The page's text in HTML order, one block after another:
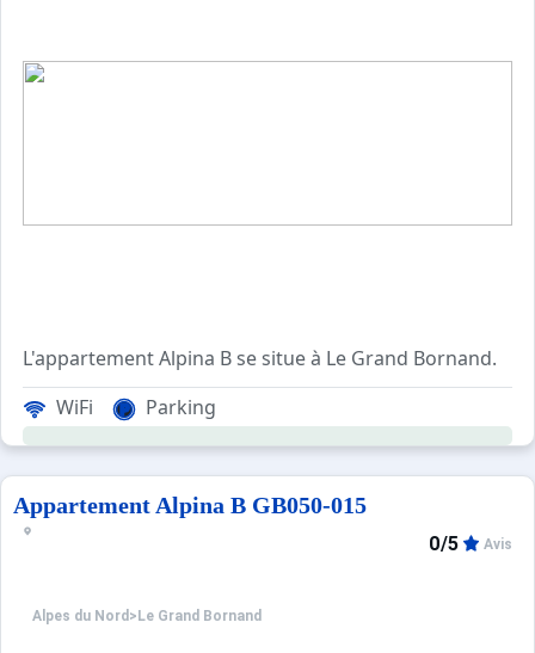
Le Grand Bornand 74 - Secteur HAMEAU DE SUIZE -
Appartement 3 pièces- 46 m² environ- jusqu’à 6
Les avantages de cette location à la montagne : Vous
L'oeil du professionnel : Cet appartement plaît
L'appartement Alpina B se situe à Le Grand Bornand.
La résidence ALPINA B est située dans le village du
Cet appartement de
Les Plus de cette location à la montagne : vue sur la
Location classée Meublé de Tourisme 2 étoiles. Le
Pour vos locations de vacances à la montagne, le
WiFi Parking
Appartement Alpina B GB050-015
Alpes du Nord > Le Grand Bornand
0/5 Avis